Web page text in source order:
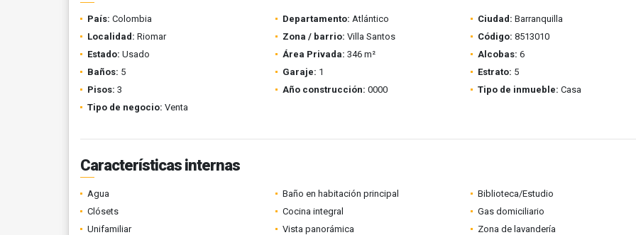
País: Colombia Departamento: Atlántico Ciudad: Barranquilla
Localidad: Riomar Zona / barrio: Villa Santos Código: 8513010
Estado: Usado Área Privada: 346 m² Alcobas: 6
Baños: 5 Garaje: 1 Estrato: 5
Pisos: 3 Año construcción: 0000 Tipo de inmueble: Casa
Tipo de negocio: Venta
Características internas
Agua Baño en habitación principal
Biblioteca/Estudio
Clósets
Cocina integral
Gas domiciliario
Unifamiliar
Vista panorámica
Zona de lavandería